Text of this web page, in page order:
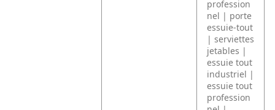
profession
nel | porte
essuie-tout
| serviettes
jetables |
essuie tout
industriel |
essuie tout
profession